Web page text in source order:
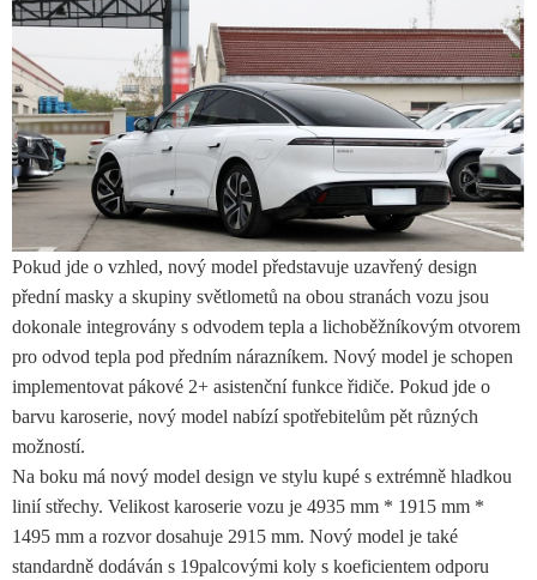
Pokud jde o vzhled, nový model představuje uzavřený design
přední masky a skupiny světlometů na obou stranách vozu jsou
dokonale integrovány s odvodem tepla a lichoběžníkovým otvorem
pro odvod tepla pod předním nárazníkem. Nový model je schopen
implementovat pákové 2+ asistenční funkce řidiče. Pokud jde o
barvu karoserie, nový model nabízí spotřebitelům pět různých
možností.
Na boku má nový model design ve stylu kupé s extrémně hladkou
linií střechy. Velikost karoserie vozu je 4935 mm * 1915 mm *
1495 mm a rozvor dosahuje 2915 mm. Nový model je také
standardně dodáván s 19palcovými koly s koeficientem odporu